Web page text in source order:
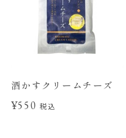
酒かすクリームチーズ
¥550税込